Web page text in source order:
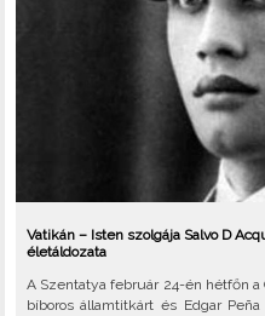
Vatikán – Isten szolgája Salvo D
életáldozata
A Szentatya február 24-én hétfőn
bíboros államtitkárt és Edgar